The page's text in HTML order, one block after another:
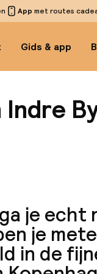
App met routes
Gids & app
je echt
je
in de